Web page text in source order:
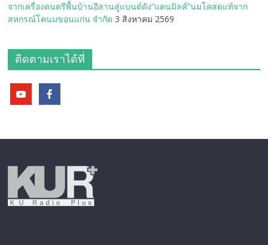
จากเครื่องดนตรีพื้นบ้านอีสานสู่แบนด์ดัง“แคนมิลค์”นมโคสดแท้จาก
สหกรณ์โคนมขอนแก่น จำกัด 3 สิงหาคม 2569
ติดตามเราได้ที่